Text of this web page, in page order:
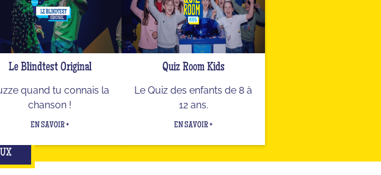
Le Blindtest Original
quand tu connais la
chanson !
EN SAVOIR +
Quiz Room Kids
Le Quiz des enfants de 8 à
12 ans.
EN SAVOIR +